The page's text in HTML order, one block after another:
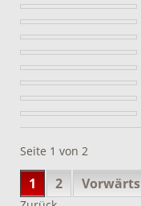
Seite 1 von 2
1 2 Vorwärts